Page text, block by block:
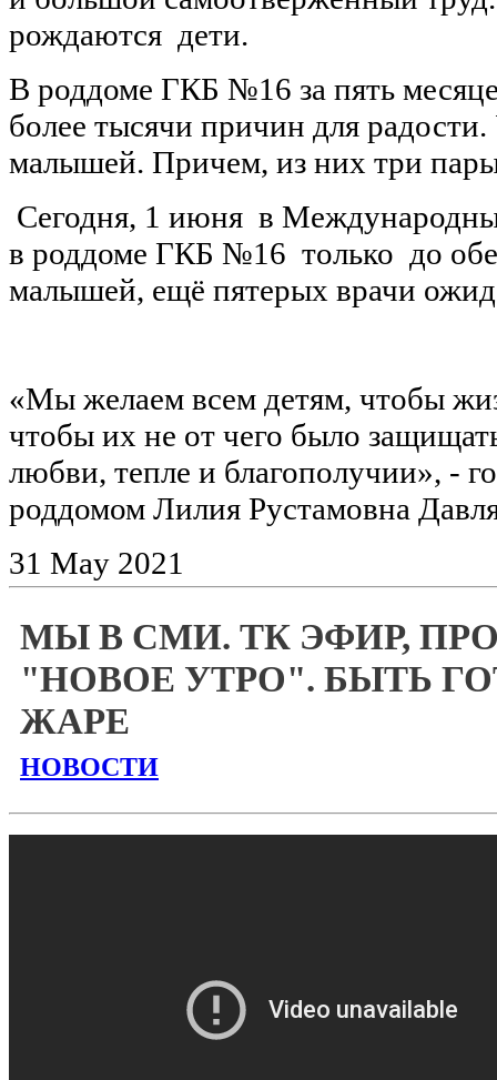
рождаются дети.
В роддоме ГКБ №16 за пять
более тысячи причин для
малышей. Причем, из них три
Сегодня, 1 июня в
в роддоме ГКБ №16 только до
малышей, ещё пятерых врачи
«Мы желаем всем детям, чтобы
чтобы их не от чего было
любви, тепле и благополучии», -
роддомом Лилия Рустамовна
31 May 2021
МЫ В СМИ. ТК ЭФИР,
"НОВОЕ УТРО". БЫТЬ
ЖАРЕ
НОВОСТИ